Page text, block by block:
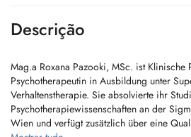
Descrição
Mag.a Roxana Pazooki, MSc. ist Klinische
Psychotherapeutin in Ausbildung unter
Verhaltenstherapie. Sie absolvierte ihr
Psychotherapiewissenschaften an der
Wien und verfügt zusätzlich über eine